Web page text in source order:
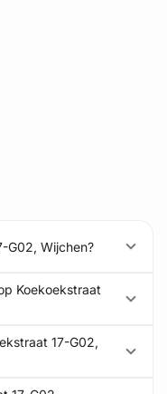
G02, Wijchen?
Koekoekstraat
17-G02,